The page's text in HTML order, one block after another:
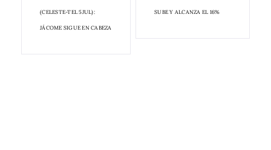
(CELESTE-TEL 5JUL):
JÁCOME SIGUE EN CABEZA
SUBE Y ALCANZA EL 16%